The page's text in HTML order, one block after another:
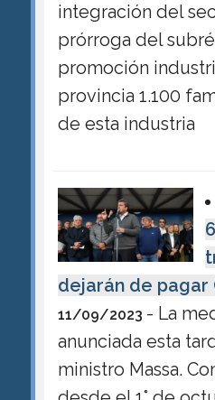
integración del
prórroga del
promoción
provincia 1.100
de esta industria
dejarán de pagar
11/09/2023 - La
anunciada esta
ministro Massa.